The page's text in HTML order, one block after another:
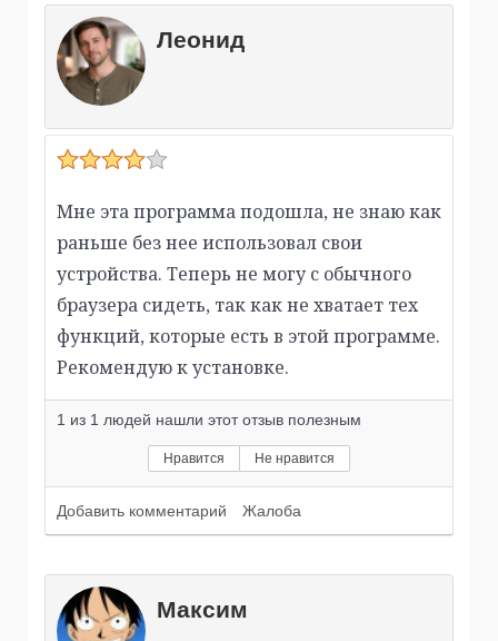
Леонид
Мне эта программа подошла, не знаю как
раньше без нее использовал свои
устройства. Теперь не могу с обычного
браузера сидеть, так как не хватает тех
функций, которые есть в этой программе.
Рекомендую к установке.
1 из 1 людей нашли этот отзыв полезным
Нравится Не нравится
Добавить комментарий Жалоба
Максим